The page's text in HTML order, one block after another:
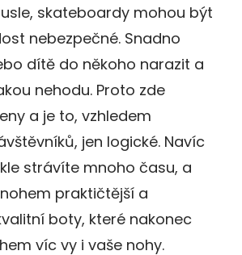
skateboardy mohou být
nebezpečné. Snadno
dítě do někoho narazit a
nehodu. Proto zde
a je to, vzhledem
jen logické. Navíc
strávíte mnoho času, a
praktičtější a
boty, které nakonec
víc vy i vaše nohy.